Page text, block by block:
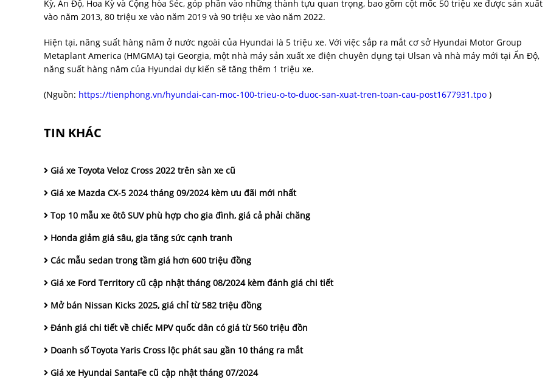
Kỳ, Ấn Độ, Hoa Kỳ và Cộng hòa Séc, góp phần vào những thành tựu quan trọng, bao gồm cột mốc 50 triệu xe được sản xuất
vào năm 2013, 80 triệu xe vào năm 2019 và 90 triệu xe vào năm 2022.
Hiện tại, năng suất hàng năm ở nước ngoài của Hyundai là 5 triệu xe. Với việc sắp ra mắt cơ sở Hyundai Motor Group
Metaplant America (HMGMA) tại Georgia, một nhà máy sản xuất xe điện chuyên dụng tại Ulsan và nhà máy mới tại Ấn Độ,
năng suất hàng năm của Hyundai dự kiến ​​sẽ tăng thêm 1 triệu xe.
(Nguồn: https://tienphong.vn/hyundai-can-moc-100-trieu-o-to-duoc-san-xuat-tren-toan-cau-post1677931.tpo )
TIN KHÁC
Giá xe Toyota Veloz Cross 2022 trên sàn xe cũ
Giá xe Mazda CX-5 2024 tháng 09/2024 kèm ưu đãi mới nhất
Top 10 mẫu xe ôtô SUV phù hợp cho gia đình, giá cả phải chăng
Honda giảm giá sâu, gia tăng sức cạnh tranh
Các mẫu sedan trong tầm giá hơn 600 triệu đồng
Giá xe Ford Territory cũ cập nhật tháng 08/2024 kèm đánh giá chi tiết
Mở bán Nissan Kicks 2025, giá chỉ từ 582 triệu đồng
Đánh giá chi tiết về chiếc MPV quốc dân có giá từ 560 triệu đồn
Doanh số Toyota Yaris Cross lộc phát sau gần 10 tháng ra mắt
Giá xe Hyundai SantaFe cũ cập nhật tháng 07/2024